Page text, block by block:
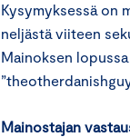
Kysymyksessä on
neljästä viiteen
Mainoksen
Mainostajan